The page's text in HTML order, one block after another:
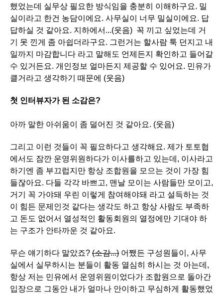
했었는데 실무상 필요한 방식임을 충분히 이해하구요. 밀
실이라고 한건 농담이에요. 사무실이 너무 밀실이에요. 답
답하실 것 같아요. 지하에서...(웃음) 꼭 끼고 싶었는데 거
기 못 낀게 좀 아쉽더라구요. 그런거는 할사람 툭 던지고 내
일까지 마감합니다 라고 말해도 언제든지 확인하고 들어갈
수 있거든요. 개인정보 얼마든지 제공할 수 있어요. 민유가
클거라고 생각하기 때문에 (웃음)
첫 인터뷰자가 된 소감은?
아까 말한 아쉬움이 좀 덜어진 것 같아요. (웃음)
그리고 이런 것들이 꼭 필요하다고 생각해요. 제가 토토협
에서도 잠깐 운영위원하다가 이사를하고 있는데, 이사라고
하기엔 좀 부끄럽지만 항상 조합원을 모으는 것이 가장 힘
들잖아요. 다들 각각 바쁘고, 맨날 모이는 사람들만 모이고,
거기 꼭 가야돼 우린 이렇게 참여해야돼 라고 설득하는 것
이 힘든 문제인것 같다는 생각도 하고 항상 사람도 부족하
고 돈도 없어서 열성적인 활동회원의 열정에만 기대야 하
는 구조가 안타까운 것 같아요.
무슨 얘기하다 말았죠? (소감...) 어쨌든 구성원들이, 사무
실에서 실무하시는 분들이 활동 열심히 하시는 것 아는데,
항상 저는 민유에서 운영위원이었다가 조합원으로 돌아간
입장으로 그동안 내가 얼마나 안이하고 무심하게 활동했었